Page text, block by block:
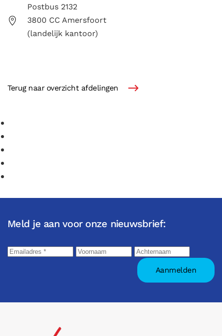
Postbus 2132
3800 CC Amersfoort
(landelijk kantoor)
Terug naar overzicht afdelingen
Meld je aan voor onze nieuwsbrief: